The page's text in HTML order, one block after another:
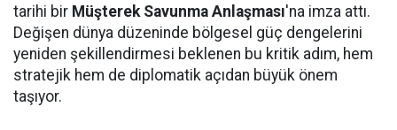
tarihi bir Müşterek Savunma Anlaşması'na imza attı.
Değişen dünya düzeninde bölgesel güç dengelerini
yeniden şekillendirmesi beklenen bu kritik adım, hem
stratejik hem de diplomatik açıdan büyük önem
taşıyor.